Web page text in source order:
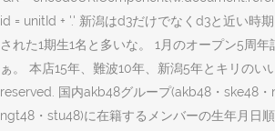
id = unitId + '.' 新潟はd3だけでなくd3と近い時
された1期生1名と多いな。 1月のオープン5周
ぁ。 本店15年、難波10年、新潟5年とキリの
reserved. 国内akb48グループ(akb48・ske48・
ngt48・stu48)に在籍するメンバーの生年月日順